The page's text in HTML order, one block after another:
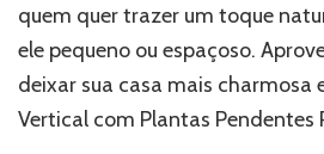
quem quer trazer um toque
ele pequeno ou espaçoso.
deixar sua casa mais charmosa
Vertical com Plantas Pendentes